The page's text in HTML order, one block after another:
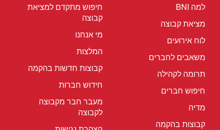
למה BNI
מציאת קבוצה
לוח אירועים
משאבים לחברים
תרומה לקהילה
חיפוש חברים
מדיה
קבוצות בהקמה
חיפוש מתקדם למציאת
קבוצה
מי אנחנו
המלצות
קבוצות חדשות בהקמה
חידוש חברות
מעבר חבר מקבוצה
לקבוצה